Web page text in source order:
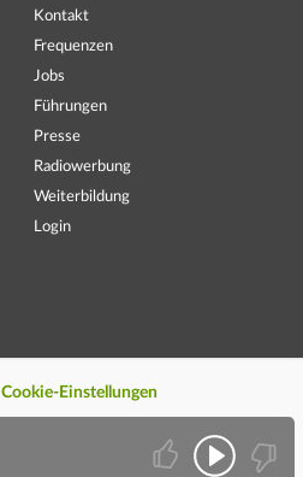
Kontakt
Frequenzen
Jobs
Führungen
Presse
Radiowerbung
Weiterbildung
Login
Cookie-Einstellungen